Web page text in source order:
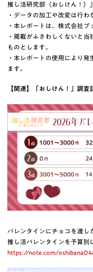
推し活研究部（おしけん！）
・データの加工や改変は行わ
・本レポートは、株式会社ブ
・掲載がふさわしくないと
ものとします。
・本レポートの使用により
ます。
【関連】「おしけん！」調査
バレンタインにチョコを渡し
推し活バレンタインを予算別
https://note.com/